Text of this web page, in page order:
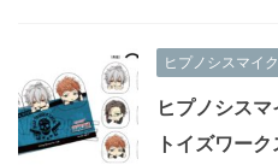
ヒプノシスマイク
ヒプノシス
トイズワー